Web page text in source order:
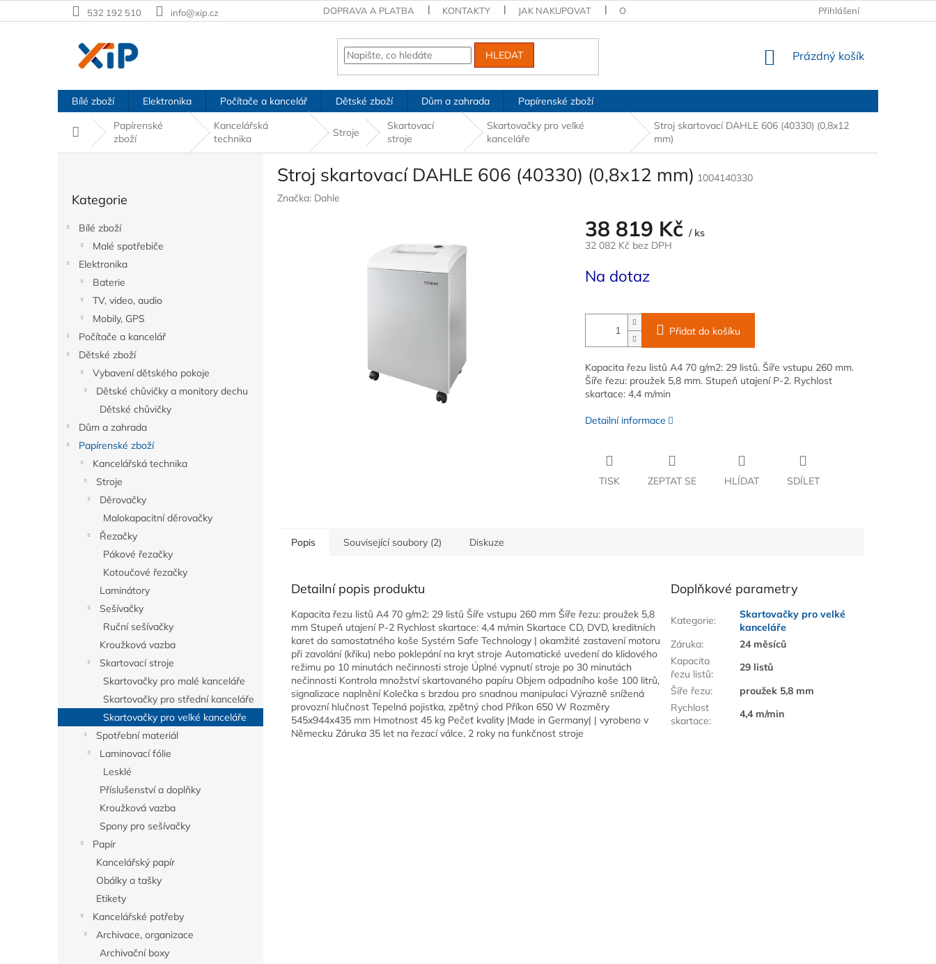
na
532 192 510 info@xip.cz DOPRAVA A PLATBA KONTAKTY JAK NAKUPOVAT OBCHODNÍ PODMÍNKY PODMÍNKY OCHRANY OSOBNÍCH ÚDAJŮ
Přihlášení
HLEDAT
NÁKUPNÍ
Prázdný košík
Bílé zboží Elektronika Počítače a kancelář Dětské zboží Dům a zahrada Papírenské zboží
Domů
Papírenské
zboží
Kancelářská
technika
Stroje
Skartovací
stroje
Skartovačky pro velké
kanceláře
Stroj skartovací DAHLE 606 (40330) (0,8x12
mm)
kategorie
Kategorie
Bílé zboží
Malé spotřebiče
Elektronika
Baterie
TV, video, audio
Mobily, GPS
Počítače a kancelář
Dětské zboží
Vybavení dětského pokoje
Dětské chůvičky a monitory dechu
Dětské chůvičky
Dům a zahrada
Papírenské zboží
Kancelářská technika
Stroje
Děrovačky
Malokapacitní děrovačky
Řezačky
Pákové řezačky
Kotoučové řezačky
Laminátory
Sešívačky
Ruční sešívačky
Kroužková vazba
Skartovací stroje
Skartovačky pro malé kanceláře
Skartovačky pro střední kanceláře
Skartovačky pro velké kanceláře
Spotřební materiál
Laminovací fólie
Lesklé
Příslušenství a doplňky
Kroužková vazba
Spony pro sešívačky
Papír
Kancelářský papír
Obálky a tašky
Etikety
Kancelářské potřeby
Archivace, organizace
Archivační boxy
Stroj skartovací DAHLE 606 (40330) (0,8x12 mm) 1004140330
Značka: Dahle
38 819 Kč / ks
32 082 Kč bez DPH
cena:
Na dotaz
Přidat do košíku
Kapacita řezu listů A4 70 g/m2: 29 listů. Šíře vstupu 260 mm.
Šíře řezu: proužek 5,8 mm. Stupeň utajení P-2. Rychlost
skartace: 4,4 m/min
Detailní informace
TISK ZEPTAT SE HLÍDAT SDÍLET
Popis Související soubory (2) Diskuze
Detailní popis produktu
Kapacita řezu listů A4 70 g/m2: 29 listů Šíře vstupu 260 mm Šíře řezu: proužek 5,8
mm Stupeň utajení P-2 Rychlost skartace: 4,4 m/min Skartace CD, DVD, kreditních
karet do samostatného koše Systém Safe Technology | okamžité zastavení motoru
při zavolání (křiku) nebo poklepání na kryt stroje Automatické uvedení do klidového
režimu po 10 minutách nečinnosti stroje Úplné vypnutí stroje po 30 minutách
nečinnosti Kontrola množství skartovaného papíru Objem odpadního koše 100 litrů,
signalizace naplnění Kolečka s brzdou pro snadnou manipulaci Výrazně snížená
provozní hlučnost Tepelná pojistka, zpětný chod Příkon 650 W Rozměry
545x944x435 mm Hmotnost 45 kg Pečeť kvality |Made in Germany| | vyrobeno v
Německu Záruka 35 let na řezací válce, 2 roky na funkčnost stroje
Doplňkové parametry
Kategorie:
Skartovačky pro velké
kanceláře
Záruka:
24 měsíců
Kapacita
řezu listů:
29 listů
Šíře řezu:
proužek 5,8 mm
Rychlost
skartace:
4,4 m/min